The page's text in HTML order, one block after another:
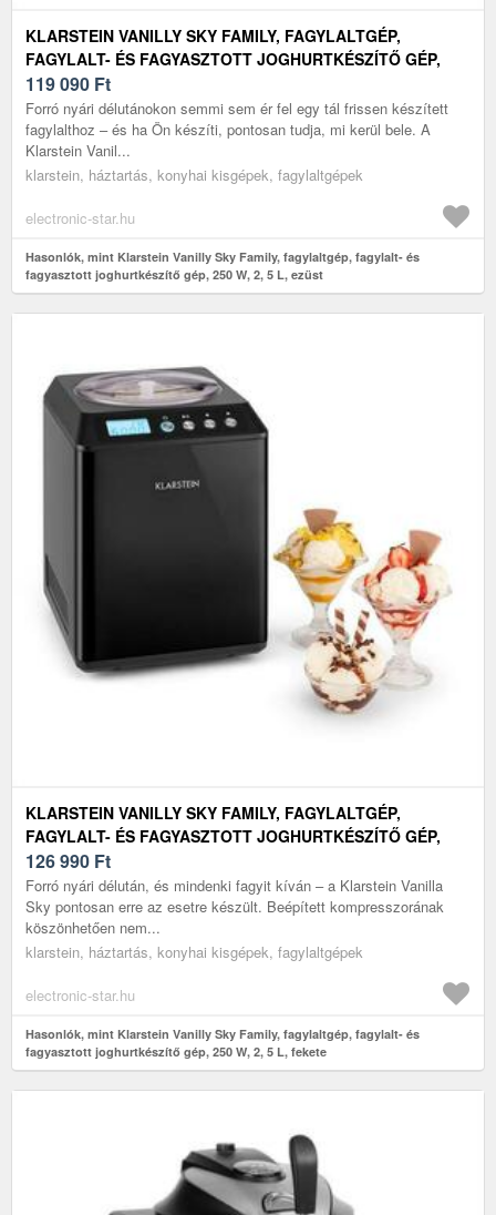
KLARSTEIN VANILLY SKY FAMILY, FAGYLALTGÉP,
FAGYLALT- ÉS FAGYASZTOTT JOGHURTKÉSZÍTŐ GÉP,
250 W, 2, 5 L, EZÜST
119 090 Ft
Forró nyári délutánokon semmi sem ér fel egy tál frissen készített
fagylalthoz – és ha Ön készíti, pontosan tudja, mi kerül bele. A
Klarstein Vanil...
klarstein, háztartás, konyhai kisgépek, fagylaltgépek
electronic-star.hu
Hasonlók, mint Klarstein Vanilly Sky Family, fagylaltgép, fagylalt- és
fagyasztott joghurtkészítő gép, 250 W, 2, 5 L, ezüst
KLARSTEIN VANILLY SKY FAMILY, FAGYLALTGÉP,
FAGYLALT- ÉS FAGYASZTOTT JOGHURTKÉSZÍTŐ GÉP,
250 W, 2, 5 L, FEKETE
126 990 Ft
Forró nyári délután, és mindenki fagyit kíván – a Klarstein Vanilla
Sky pontosan erre az esetre készült. Beépített kompresszorának
köszönhetően nem...
klarstein, háztartás, konyhai kisgépek, fagylaltgépek
electronic-star.hu
Hasonlók, mint Klarstein Vanilly Sky Family, fagylaltgép, fagylalt- és
fagyasztott joghurtkészítő gép, 250 W, 2, 5 L, fekete